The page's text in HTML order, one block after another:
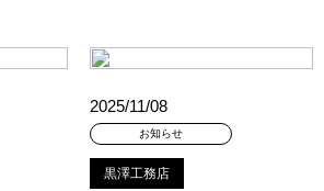
レゼント #Amazonギフトプレゼント
#English available
2025/11/08
お知らせ
黒澤工務店